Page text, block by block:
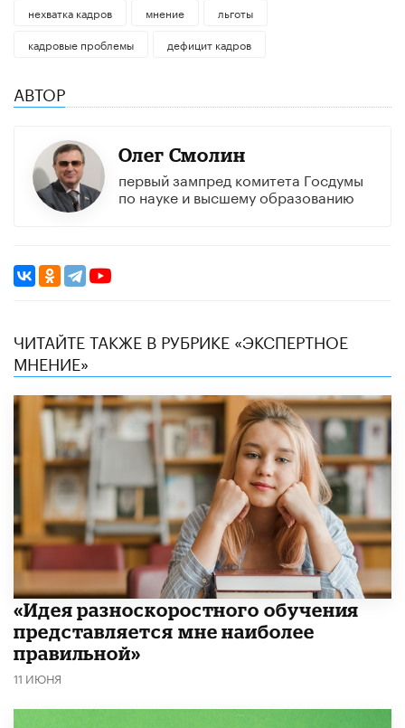
нехватка кадров
мнение
льготы
кадровые проблемы
дефицит кадров
АВТОР
Олег Смолин
первый зампред комитета Госдумы
по науке и высшему образованию
ЧИТАЙТЕ ТАКЖЕ В РУБРИКЕ «ЭКСПЕРТНОЕ
МНЕНИЕ»
«Идея разноскоростного обучения
представляется мне наиболее
правильной»
11 ИЮНЯ